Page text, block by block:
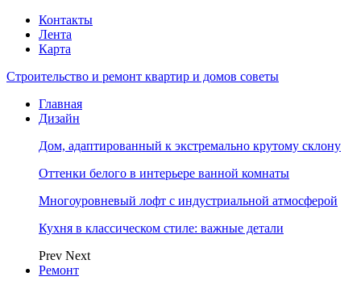
Контакты
Лента
Карта
Строительство и ремонт квартир и домов советы
Главная
Дизайн
Дом, адаптированный к экстремально крутому склону
Оттенки белого в интерьере ванной комнаты
Многоуровневый лофт с индустриальной атмосферой
Кухня в классическом стиле: важные детали
Prev Next
Ремонт